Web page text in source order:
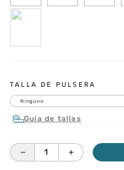
TALLA DE PULSERA
Ninguno
Guía de tallas
＋
－